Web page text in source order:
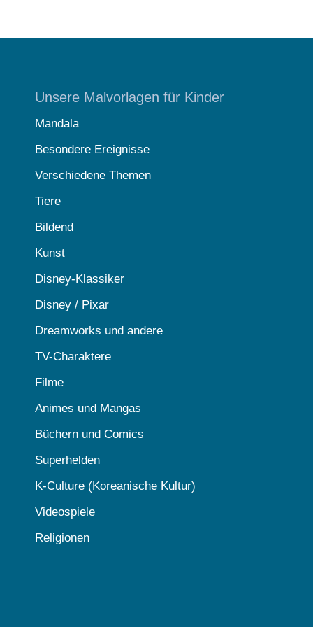
Unsere Malvorlagen für Kinder
Mandala
Besondere Ereignisse
Verschiedene Themen
Tiere
Bildend
Kunst
Disney-Klassiker
Disney / Pixar
Dreamworks und andere
TV-Charaktere
Filme
Animes und Mangas
Büchern und Comics
Superhelden
K-Culture (Koreanische Kultur)
Videospiele
Religionen